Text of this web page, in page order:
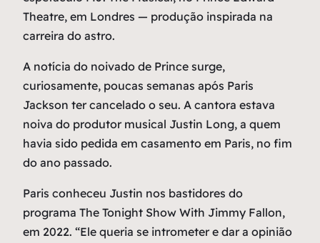
Theatre, em Londres — produção inspirada na
carreira do astro.
A notícia do noivado de Prince surge,
curiosamente, poucas semanas após Paris
Jackson ter cancelado o seu. A cantora estava
noiva do produtor musical Justin Long, a quem
havia sido pedida em casamento em Paris, no fim
do ano passado.
Paris conheceu Justin nos bastidores do
programa The Tonight Show With Jimmy Fallon,
em 2022. “Ele queria se intrometer e dar a opinião